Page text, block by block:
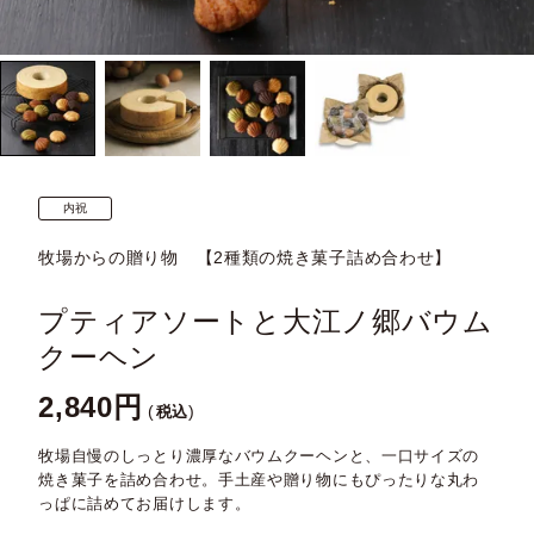
内祝
牧場からの贈り物 【2種類の焼き菓子詰め合わせ】
プティアソートと大江ノ郷バウム
クーヘン
2,840 税込
牧場自慢のしっとり濃厚なバウムクーヘンと、一口サイズの
焼き菓子を詰め合わせ。手土産や贈り物にもぴったりな丸わ
っぱに詰めてお届けします。